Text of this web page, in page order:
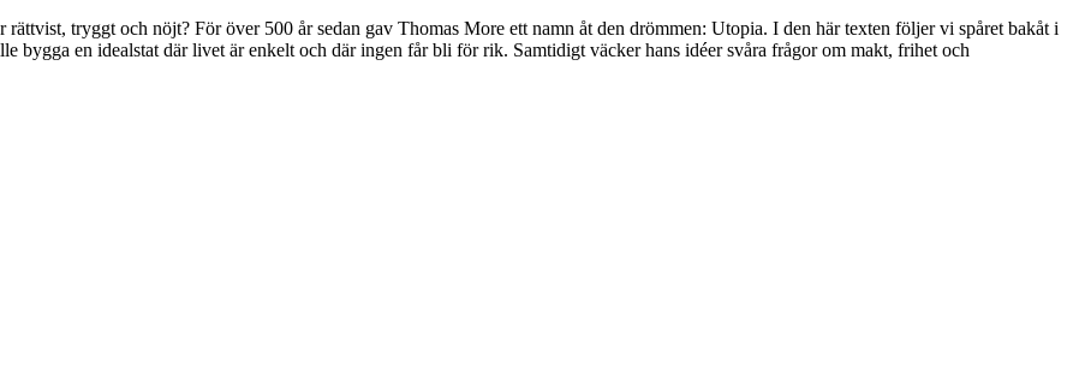
tryggt och nöjt? För över 500 år sedan gav Thomas More ett namn åt den drömmen: Utopia. I den här texten följer vi spåret bakåt i
bygga en idealstat där livet är enkelt och där ingen får bli för rik. Samtidigt väcker hans idéer svåra frågor om makt, frihet och